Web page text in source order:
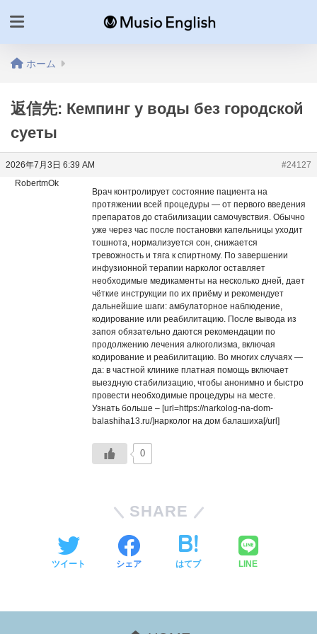
ホーム
返信先: Кемпинг у воды без городской
суеты
2026年7月3日 6:39 AM
#24127
RobertmOk
Врач контролирует состояние пациента на
протяжении всей процедуры — от первого введения
препаратов до стабилизации самочувствия. Обычно
уже через час после постановки капельницы уходит
тошнота, нормализуется сон, снижается
тревожность и тяга к спиртному. По завершении
инфузионной терапии нарколог оставляет
необходимые медикаменты на несколько дней, дает
чёткие инструкции по их приёму и рекомендует
дальнейшие шаги: амбулаторное наблюдение,
кодирование или реабилитацию. После вывода из
запоя обязательно даются рекомендации по
продолжению лечения алкоголизма, включая
кодирование и реабилитацию. Во многих случаях —
да: в частной клинике платная помощь включает
выездную стабилизацию, чтобы анонимно и быстро
провести необходимые процедуры на месте.
Узнать больше – [url=https://narkolog-na-dom-
balashiha13.ru/]нарколог на дом балашиха[/url]
0
SHARE
ツイート シェア はてブ LINE